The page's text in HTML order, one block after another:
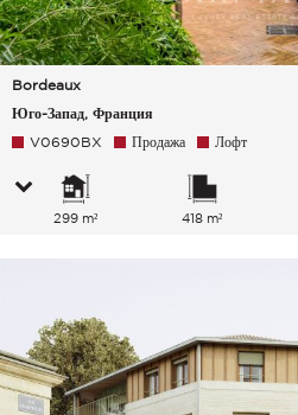
Bordeaux
Юго-Запад, Франция
V0690BX Продажа Лофт
299 m² 418 m²